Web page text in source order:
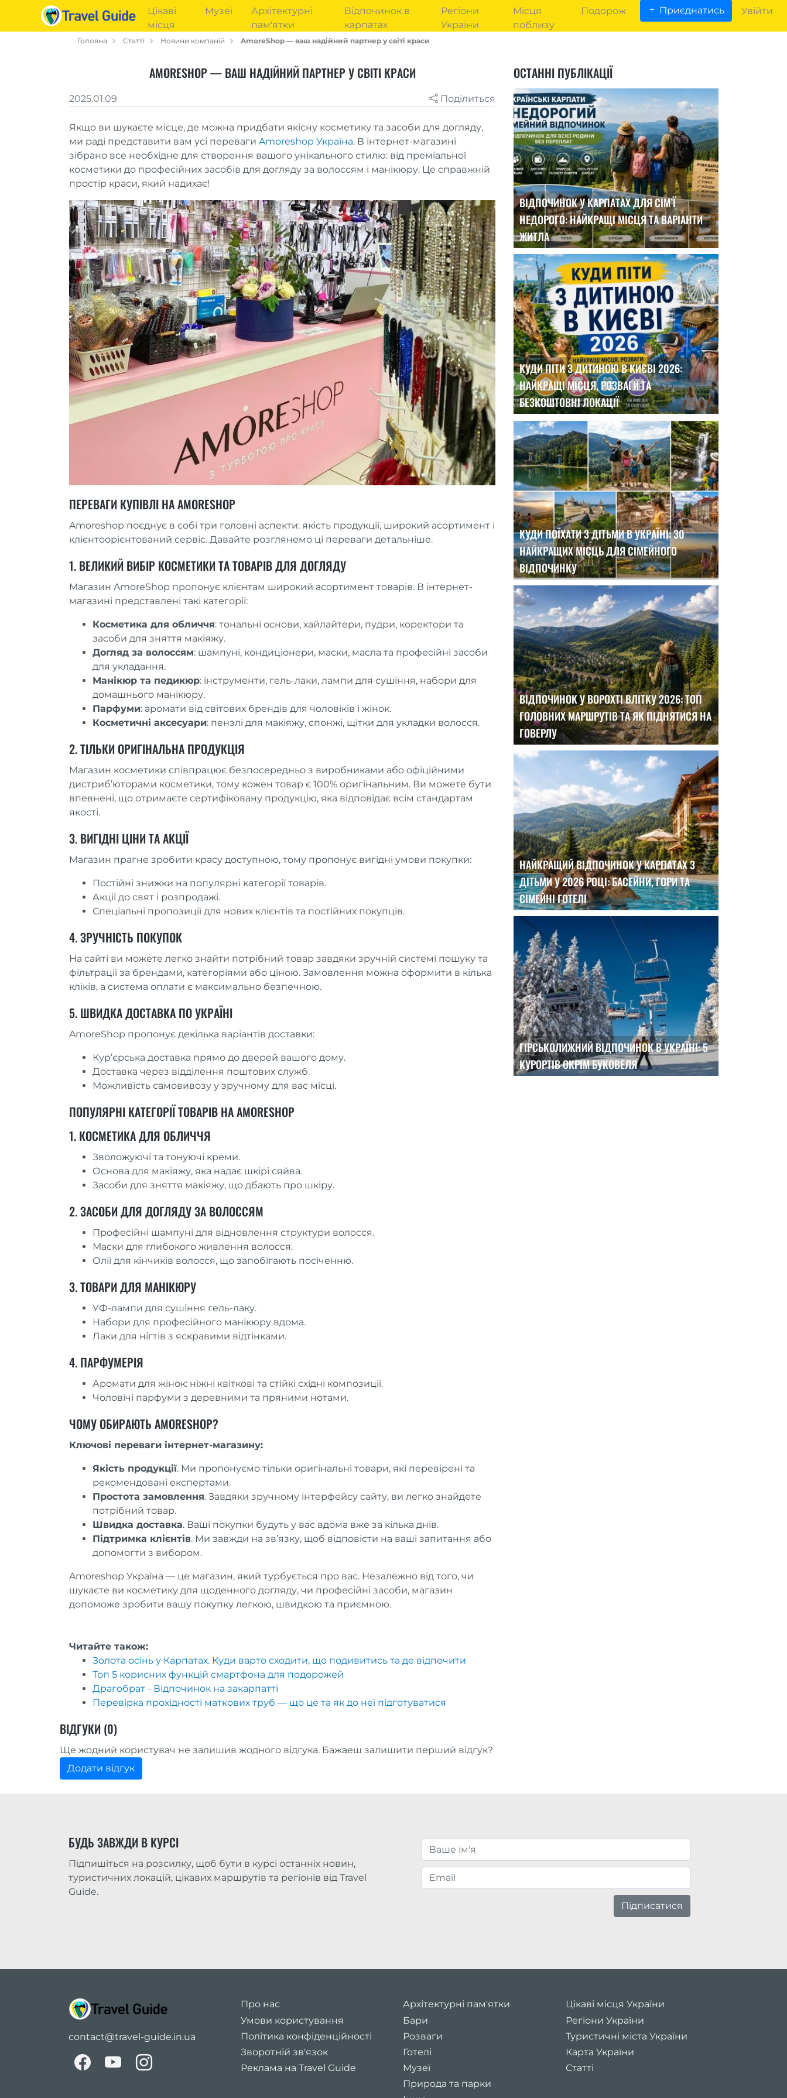
Цікаві
місця
Музеї
Архітектурні
пам'ятки
Відпочинок в
карпатах
Регіони
України
Місця
поблизу
Подорож Приєднатись Увійти
Головна Статті Новини компаній AmoreShop — ваш надійний партнер у світі краси
AMORESHOP — ВАШ НАДІЙНИЙ ПАРТНЕР У СВІТІ КРАСИ
2025.01.09 Поділиться
Якщо ви шукаєте місце, де можна придбати якісну косметику та засоби для догляду,
ми раді представити вам усі переваги Amoreshop Україна. В інтернет-магазині
зібрано все необхідне для створення вашого унікального стилю: від преміальної
косметики до професійних засобів для догляду за волоссям і манікюру. Це справжній
простір краси, який надихає!
ПЕРЕВАГИ КУПІВЛІ НА AMORESHOP
Amoreshop поєднує в собі три головні аспекти: якість продукції, широкий асортимент і
клієнтоорієнтований сервіс. Давайте розглянемо ці переваги детальніше.
1. ВЕЛИКИЙ ВИБІР КОСМЕТИКИ ТА ТОВАРІВ ДЛЯ ДОГЛЯДУ
Магазин AmoreShop пропонує клієнтам широкий асортимент товарів. В інтернет-
магазині представлені такі категорії:
Косметика для обличчя: тональні основи, хайлайтери, пудри, коректори та
засоби для зняття макіяжу.
Догляд за волоссям: шампуні, кондиціонери, маски, масла та професійні засоби
для укладання.
Манікюр та педикюр: інструменти, гель-лаки, лампи для сушіння, набори для
домашнього манікюру.
Парфуми: аромати від світових брендів для чоловіків і жінок.
Косметичні аксесуари: пензлі для макіяжу, спонжі, щітки для укладки волосся.
2. ТІЛЬКИ ОРИГІНАЛЬНА ПРОДУКЦІЯ
Магазин косметики співпрацює безпосередньо з виробниками або офіційними
дистриб’юторами косметики, тому кожен товар є 100% оригінальним. Ви можете бути
впевнені, що отримаєте сертифіковану продукцію, яка відповідає всім стандартам
якості.
3. ВИГІДНІ ЦІНИ ТА АКЦІЇ
Магазин прагне зробити красу доступною, тому пропонує вигідні умови покупки:
Постійні знижки на популярні категорії товарів.
Акції до свят і розпродажі.
Спеціальні пропозиції для нових клієнтів та постійних покупців.
4. ЗРУЧНІСТЬ ПОКУПОК
На сайті ви можете легко знайти потрібний товар завдяки зручній системі пошуку та
фільтрації за брендами, категоріями або ціною. Замовлення можна оформити в кілька
кліків, а система оплати є максимально безпечною.
5. ШВИДКА ДОСТАВКА ПО УКРАЇНІ
AmoreShop пропонує декілька варіантів доставки:
Кур’єрська доставка прямо до дверей вашого дому.
Доставка через відділення поштових служб.
Можливість самовивозу у зручному для вас місці.
ПОПУЛЯРНІ КАТЕГОРІЇ ТОВАРІВ НА AMORESHOP
1. КОСМЕТИКА ДЛЯ ОБЛИЧЧЯ
Зволожуючі та тонуючі креми.
Основа для макіяжу, яка надає шкірі сяйва.
Засоби для зняття макіяжу, що дбають про шкіру.
2. ЗАСОБИ ДЛЯ ДОГЛЯДУ ЗА ВОЛОССЯМ
Професійні шампуні для відновлення структури волосся.
Маски для глибокого живлення волосся.
Олії для кінчиків волосся, що запобігають посіченню.
3. ТОВАРИ ДЛЯ МАНІКЮРУ
УФ-лампи для сушіння гель-лаку.
Набори для професійного манікюру вдома.
Лаки для нігтів з яскравими відтінками.
4. ПАРФУМЕРІЯ
Аромати для жінок: ніжні квіткові та стійкі східні композиції.
Чоловічі парфуми з деревними та пряними нотами.
ЧОМУ ОБИРАЮТЬ AMORESHOP?
Ключові переваги інтернет-магазину:
Якість продукції. Ми пропонуємо тільки оригінальні товари, які перевірені та
рекомендовані експертами.
Простота замовлення. Завдяки зручному інтерфейсу сайту, ви легко знайдете
потрібний товар.
Швидка доставка. Ваші покупки будуть у вас вдома вже за кілька днів.
Підтримка клієнтів. Ми завжди на зв’язку, щоб відповісти на ваші запитання або
допомогти з вибором.
Amoreshop Україна — це магазин, який турбується про вас. Незалежно від того, чи
шукаєте ви косметику для щоденного догляду, чи професійні засоби, магазин
допоможе зробити вашу покупку легкою, швидкою та приємною.
Читайте також:
Золота осінь у Карпатах. Куди варто сходити, що подивитись та де відпочити
Топ 5 корисних функцій смартфона для подорожей
Драгобрат - Відпочинок на закарпатті
Перевірка прохідності маткових труб — що це та як до неї підготуватися
ВІДГУКИ (0)
Ще жодний користувач не залишив жодного відгука. Бажаеш залишити перший відгук?
Додати відгук
ОСТАННІ ПУБЛІКАЦІЇ
ВІДПОЧИНОК У КАРПАТАХ ДЛЯ СІМ’Ї
НЕДОРОГО: НАЙКРАЩІ МІСЦЯ ТА ВАРІАНТИ
ЖИТЛА
КУДИ ПІТИ З ДИТИНОЮ В КИЄВІ 2026:
НАЙКРАЩІ МІСЦЯ, РОЗВАГИ ТА
БЕЗКОШТОВНІ ЛОКАЦІЇ
КУДИ ПОЇХАТИ З ДІТЬМИ В УКРАЇНІ: 30
НАЙКРАЩИХ МІСЦЬ ДЛЯ СІМЕЙНОГО
ВІДПОЧИНКУ
ВІДПОЧИНОК У ВОРОХТІ ВЛІТКУ 2026: ТОП
ГОЛОВНИХ МАРШРУТІВ ТА ЯК ПІДНЯТИСЯ НА
ГОВЕРЛУ
НАЙКРАЩИЙ ВІДПОЧИНОК У КАРПАТАХ З
ДІТЬМИ У 2026 РОЦІ: БАСЕЙНИ, ГОРИ ТА
СІМЕЙНІ ГОТЕЛІ
ГІРСЬКОЛИЖНИЙ ВІДПОЧИНОК В УКРАЇНІ: 5
КУРОРТІВ ОКРІМ БУКОВЕЛЯ
БУДЬ ЗАВЖДИ В КУРСІ
Підпишіться на розсилку, щоб бути в курсі останніх новин,
туристичних локацій, цікавих маршрутів та регіонів від Travel
Guide.
Підписатися
contact@travel-guide.in.ua
Про нас
Умови користування
Політика конфіденційності
Зворотній зв'язок
Реклама на Travel Guide
Архітектурні пам'ятки
Бари
Розваги
Готелі
Музеї
Природа та парки
Цікаві місця України
Регіони України
Туристичні міста України
Карта України
Статті